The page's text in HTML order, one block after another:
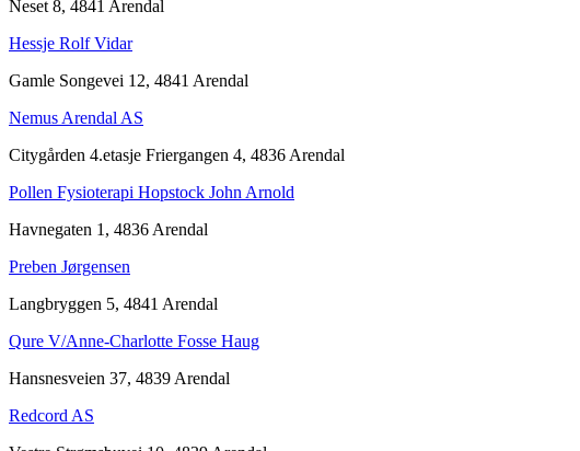
Neset 8, 4841 Arendal
Hessje Rolf Vidar
Gamle Songevei 12, 4841 Arendal
Nemus Arendal AS
Citygården 4.etasje Friergangen 4, 4836 Arendal
Pollen Fysioterapi Hopstock John Arnold
Havnegaten 1, 4836 Arendal
Preben Jørgensen
Langbryggen 5, 4841 Arendal
Qure V/Anne-Charlotte Fosse Haug
Hansnesveien 37, 4839 Arendal
Redcord AS